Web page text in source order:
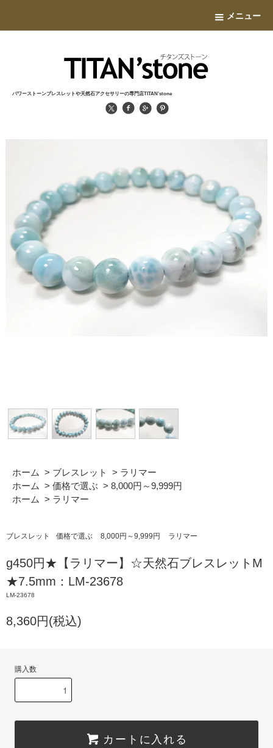
メニュー
パワーストーンブレスレットや天然石アクセサリーの専門店TITAN'stone
ホーム > ブレスレット > ラリマー
ホーム > 価格で選ぶ > 8,000円～9,999円
ホーム > ラリマー
ブレスレット 価格で選ぶ 8,000円～9,999円 ラリマー
g450円★【ラリマー】☆天然石ブレスレットM
★7.5mm：LM-23678
LM-23678
8,360円(税込)
購入数
カートに入れる